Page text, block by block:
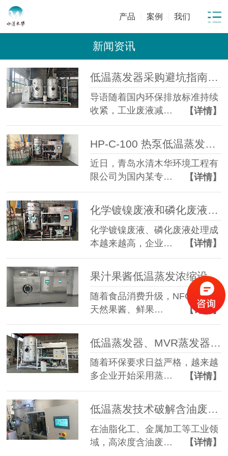
产品 案例 我们
新闻资讯
低温蒸发器采购避坑指南：工业废水蒸发设备选型10大坑
导语随着国内环保排放标准持续
收紧，工业废液减…
【详情】
近日，青岛水清木华环境工程有
限公司为国内某专…
【详情】
化学镀镍废液和磷化废液如何降低危废处置成本？2 吨/天低温蒸发案例年节省超100万
化学镀镍废液、磷化废液处理成
本越来越高，企业…
【详情】
果汁果酱低温蒸发浓缩设备选型指南：六大核心因素全面解析
随着食品消费升级，NFC果汁、
天然果酱、鲜果…
【详情】
随着环保要求日益严格，越来越
多企业开始采用蒸…
【详情】
低温蒸发技术破解含油废水治理难题 实现 85% 废液减量与产水全回用
在油脂化工、金属加工等工业领
域，高浓度含油废…
【详情】